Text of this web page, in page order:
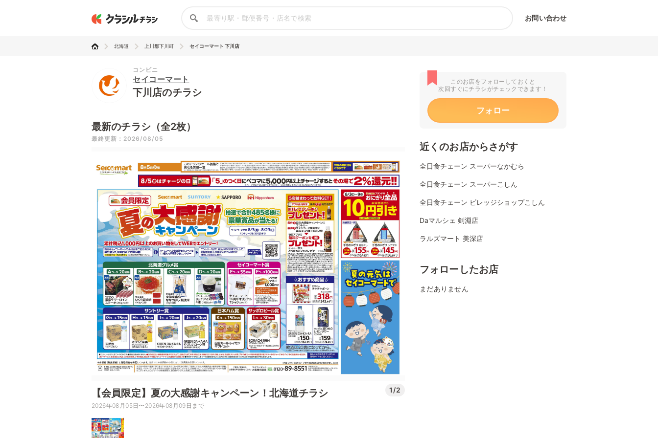
お問い合わせ
北海道 上川郡下川町 セイコーマート 下川店
コンビニ
セイコーマート
下川店のチラシ
最新のチラシ（全2枚）
最終更新：2026/08/05
【会員限定】夏の大感謝キャンペーン！北海道チラシ 1/2
2026年08月05日〜2026年08月09日まで
このお店をフォローしておくと
次回すぐにチラシがチェックできます！
フォロー
近くのお店からさがす
全日食チェーン スーパーなかむら
全日食チェーン スーパーこしん
全日食チェーン ビレッジショップこしん
Daマルシェ 剣淵店
ラルズマート 美深店
フォローしたお店
まだありません